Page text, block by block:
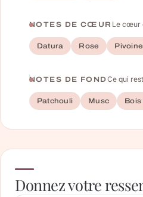
NOTES DE CŒUR Le cœur
Datura Rose Pivoine
NOTES DE FONDCe qui
Patchouli Musc
Donnez votre